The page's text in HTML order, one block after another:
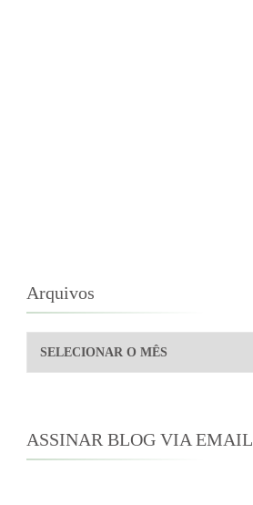
Arquivos
Arquivos
ASSINAR BLOG VIA EMAIL